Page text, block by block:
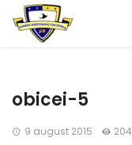
obicei-5
9 august 2015